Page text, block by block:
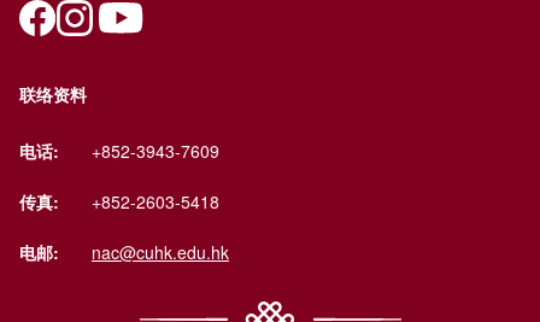
联络资料
电话: +852-3943-7609
传真: +852-2603-5418
电邮: nac@cuhk.edu.hk